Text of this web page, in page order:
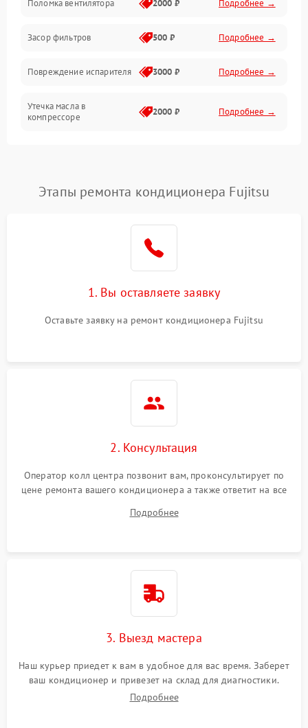
Поломка вентилятора 2000 ₽ Подробнее →
Засор фильтров 500 ₽ Подробнее →
Повреждение испарителя 3000 ₽ Подробнее →
Утечка масла в
компрессоре
2000 ₽ Подробнее →
Неисправность
2000 ₽ Подробнее →
1500 ₽
Повреждение корпуса
Этапы ремонта кондиционера Fujitsu
1. Вы оставляете заявку
Оставьте заявку на ремонт кондиционера Fujitsu
2. Консультация
Оператор колл центра позвонит вам, проконсультирует по
цене ремонта вашего кондиционера а также ответит на все
Подробнее
3. Выезд мастера
Наш курьер приедет к вам в удобное для вас время. Заберет
ваш кондиционер и привезет на склад для диагностики.
Подробнее